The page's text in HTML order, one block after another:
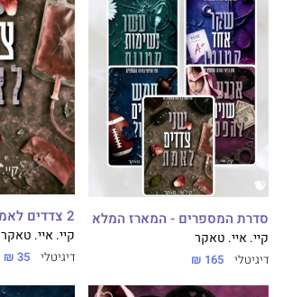
סדרת המספרים - המארז המלא
קיי. איי. טאקר
דיגיטלי 165 ₪
2 צדדים לאמת
קיי. איי. טאקר
דיגיטלי 35 ₪